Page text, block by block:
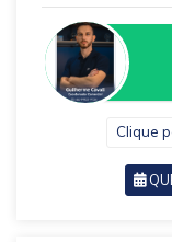
Clique